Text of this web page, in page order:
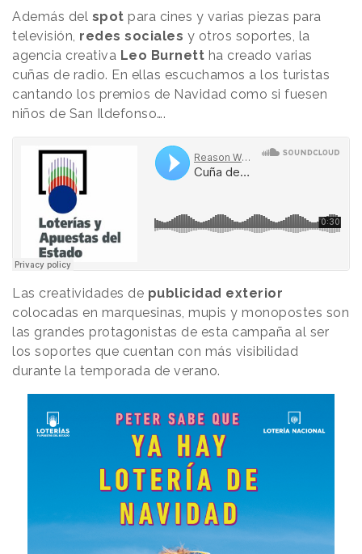
Además del spot para cines y varias piezas para
televisión, redes sociales y otros soportes, la
agencia creativa Leo Burnett ha creado varias
cuñas de radio. En ellas escuchamos a los turistas
cantando los premios de Navidad como si fuesen
niños de San Ildefonso….
Las creatividades de publicidad exterior
colocadas en marquesinas, mupis y monopostes son
las grandes protagonistas de esta campaña al ser
los soportes que cuentan con más visibilidad
durante la temporada de verano.